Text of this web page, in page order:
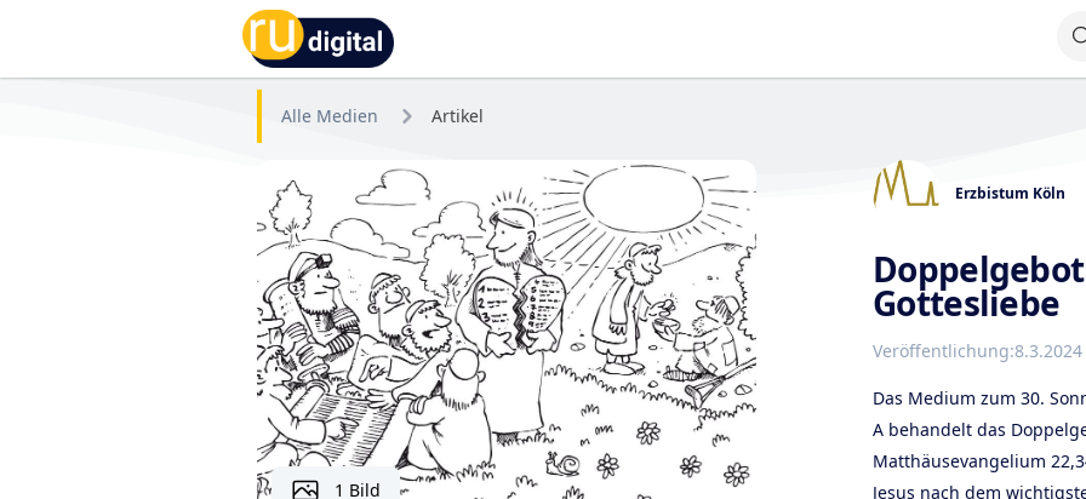
RU-digital
Alle Medien Artikel
1 Bild
Erzbistum Köln
Gottesliebe
Veröffentlichung:8.3.2024
Das Medium zum 30.
A behandelt das
Matthäusevangelium
Jesus nach dem